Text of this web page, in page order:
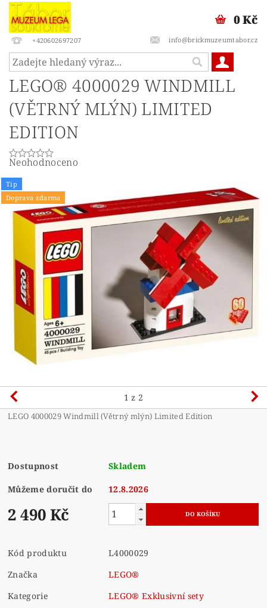
+420602697207 info@brickmuzeumtabor.cz
0 Kč
LEGO® 4000029 WINDMILL
(VĚTRNÝ MLÝN) LIMITED
EDITION
Neohodnoceno
Tip
Doprava zdarma
1 z 2
LEGO 4000029 Windmill (Větrný mlýn) Limited Edition
Dostupnost Skladem
Můžeme doručit do 12.8.2026
2 490 Kč
Kód produktu
L4000029
Značka
LEGO®
Kategorie
LEGO® Exklusivní sety